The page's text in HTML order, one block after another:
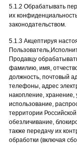
5.1.2 Обрабатывать
их
законодательством.
5.1.3 Акцептируя
Продавцу
фамилию, имя,
должность, почтовый
телефоны, адрес
накопление,
использование,
территории
обезличивание,
также передачу их
обработки (включая